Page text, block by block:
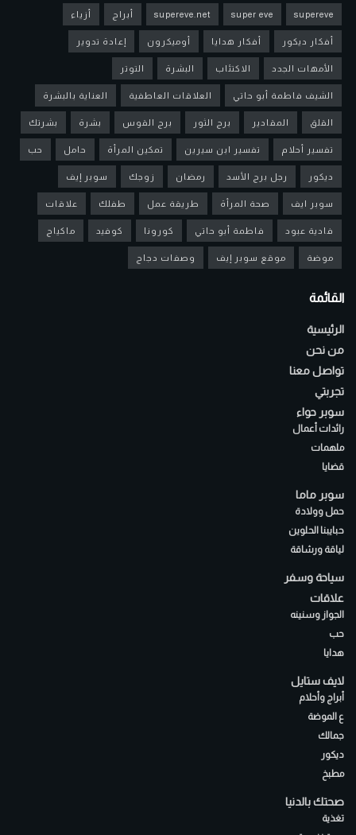
supereve
super eve
supereve.net أبراج أزياء
أفكار ديكور أفكار هدايا أوميكرون إعادة تدوير
الأمهات الجدد الاكتئاب البشرة التوتر
الشيف فاطمة أبو حاتي العلاقات العاطفية العناية بالبشرة
القلق المقادير برج الثور برج القوس بشرة بشرتك
تفسير أحلام تفسير ابن سيرين تمكين المرأة حامل حب
ديكور رجل برج الأسد رمضان زوجك سوبر إيف
سوبر ايف صحة المرأة طريقة عمل طفلك علاقات
فادية عبود فاطمة أبو حاتي كورونا كوفيد ماكياج
موضة موقع سوبر إيف وصفات دجاج
القائمة
الرئيسية
من نحن
تواصل معنا
تجربتي
سوبر حواء
رائدات أعمال
ملهمات
قضايا
سوبر ماما
حمل وولادة
حبايبنا الحلوين
لياقة ورشاقة
سياحة وسفر
علاقات
الجواز وسنينه
حب
هدايا
لايف ستايل
أبراج وأحلام
ع الموضة
جمالك
ديكور
مطبخ
صحتك بالدنيا
تغذية